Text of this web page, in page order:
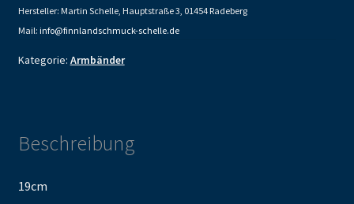
Hersteller: Martin Schelle, Hauptstraße 3, 01454 Radeberg
Mail: info@finnlandschmuck-schelle.de
Kategorie: Armbänder
Beschreibung
19cm